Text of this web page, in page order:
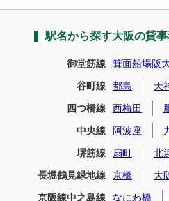
駅名から探す大阪の貸
御堂筋線 箕面船場阪
谷町線
都島 天
四つ橋線
西梅田
中央線
阿波座
堺筋線
扇町 北
長堀鶴見緑地線
京橋 大
京阪線中之島線
なにわ橋